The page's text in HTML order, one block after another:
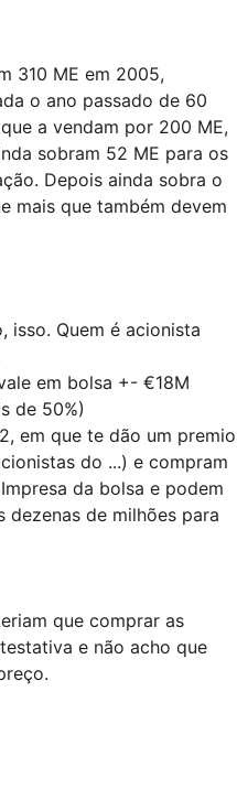
310 ME em 2005,
o ano passado de 60
a vendam por 200 ME,
sobram 52 ME para os
Depois ainda sobra o
mais que também devem
isso. Quem é acionista
em bolsa +- €18M
de 50%)
em que te dão um premio
do ...) e compram
da bolsa e podem
de milhões para
que comprar as
e não acho que